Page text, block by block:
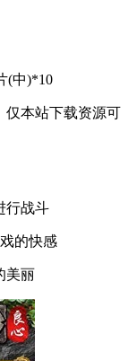
(中)*10
仅本站下载资源可
行战斗
的快感
美丽